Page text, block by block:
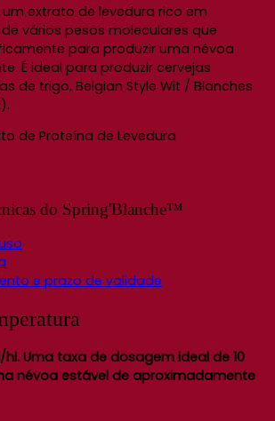
extrato de levedura rico em
vários pesos moleculares que
para produzir uma névoa
É ideal para produzir cervejas
de trigo, Belgian Style Wit / Blanches
de Proteína de Levedura
do Spring'Blanche™
e prazo de validade
Uma taxa de dosagem ideal de 10
névoa estável de aproximadamente